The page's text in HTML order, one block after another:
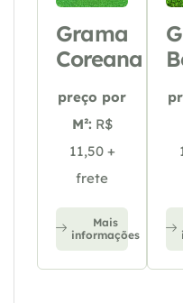
Grama
Coreana
preço por
M²: R$
11,50 +
frete
Mais
informações